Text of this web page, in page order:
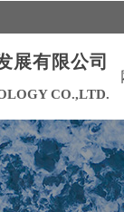
CO.,LTD.
展有限公司